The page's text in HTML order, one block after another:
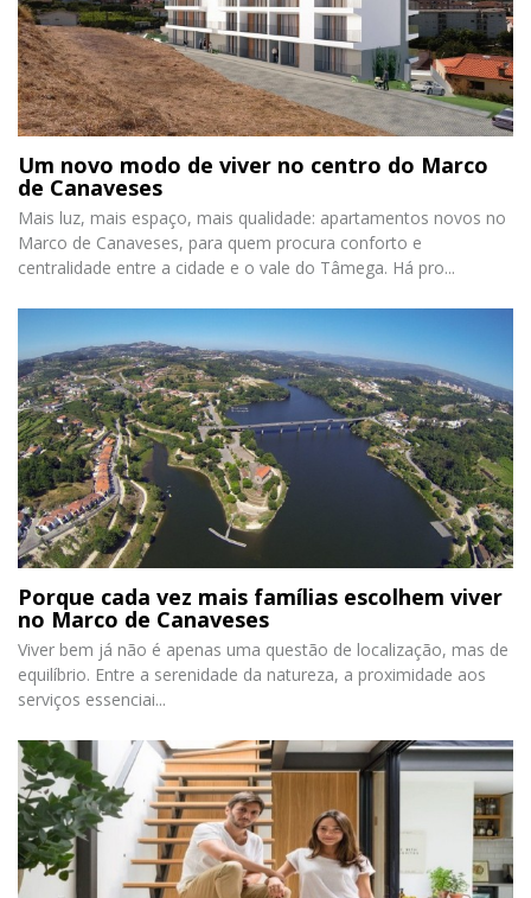
Um novo modo de viver no centro do Marco
de Canaveses
Mais luz, mais espaço, mais qualidade: apartamentos novos no
Marco de Canaveses, para quem procura conforto e
centralidade entre a cidade e o vale do Tâmega. Há pro...
Porque cada vez mais famílias escolhem viver
no Marco de Canaveses
Viver bem já não é apenas uma questão de localização, mas de
equilíbrio. Entre a serenidade da natureza, a proximidade aos
serviços essenciai...